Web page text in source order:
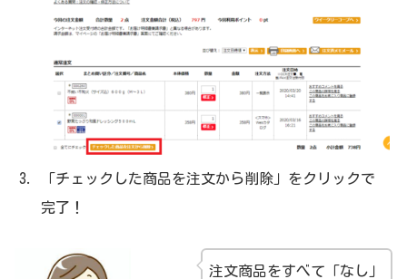
「チェックした商品を注文から削除」をクリックで
完了！
注文商品をすべて「なし」